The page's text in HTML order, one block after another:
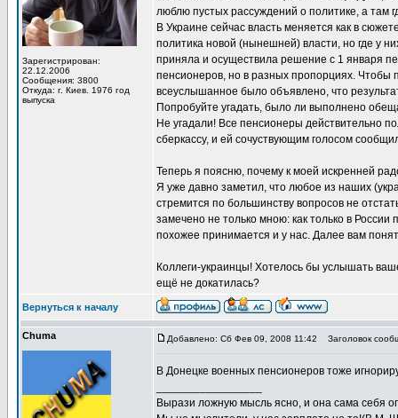
Зарегистрирован:
22.12.2006
Сообщения: 3800
Откуда: г. Киев. 1976 год
выпуска
люблю пустых рассуждений о политике, а там
В Украине сейчас власть меняется как в
политика новой (нынешней) власти, но где у
приняла и осуществила решение с 1 января
пенсионеров, но в разных пропорциях. Чтобы
всеуслышанное было объявлено, что
Попробуйте угадать, было ли выполнено
Не угадали! Все пенсионеры действительно
сберкассу, и ей сочуствующим голосом
Теперь я поясню, почему к моей искренней
Я уже давно заметил, что любое из наших
стремится по большинству вопросов не
замечено не только мною: как только в
похожее принимается и у нас. Далее вам
Коллеги-украинцы! Хотелось бы услышать
ещё не докатилась?
Вернуться к началу
Chuma Добавлено: Сб Фев 09, 2008 11:42 Заголовок
В Донецке военных пенсионеров тоже
Вырази ложную мысль ясно, и она сама себя